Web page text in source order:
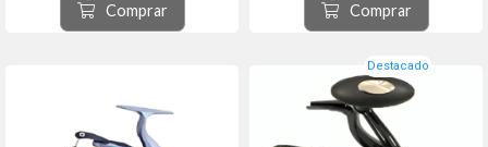
Comprar Comprar
Destacado